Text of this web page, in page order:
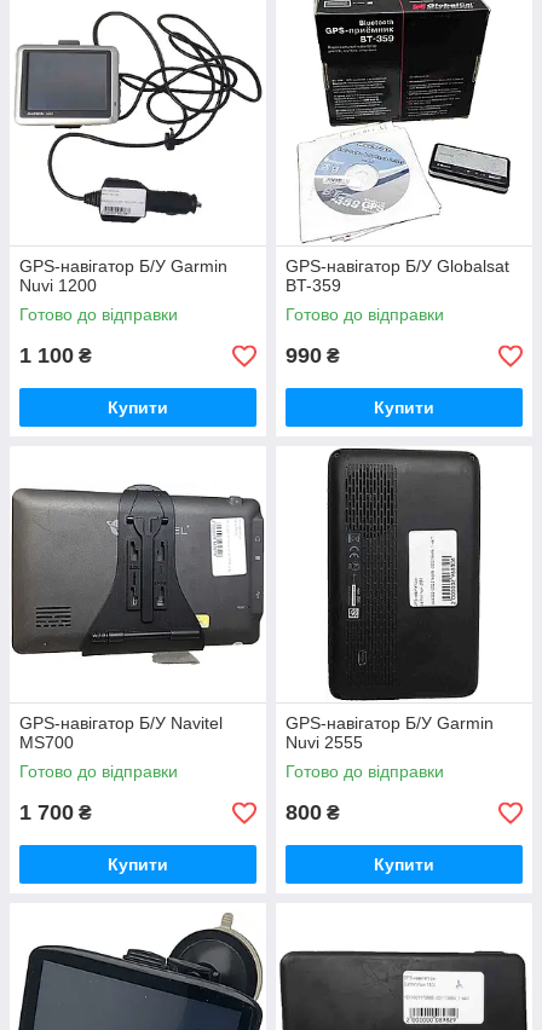
GPS-навігатор Б/У Garmin
Nuvi 1200
Готово до відправки
1 100 ₴
Купити
GPS-навігатор Б/У Globalsat
BT-359
Готово до відправки
990 ₴
Купити
GPS-навігатор Б/У Navitel
MS700
Готово до відправки
1 700 ₴
Купити
GPS-навігатор Б/У Garmin
Nuvi 2555
Готово до відправки
800 ₴
Купити